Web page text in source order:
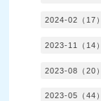
2024-02（17）
2023-11（14）
2023-08（20）
2023-05（44）